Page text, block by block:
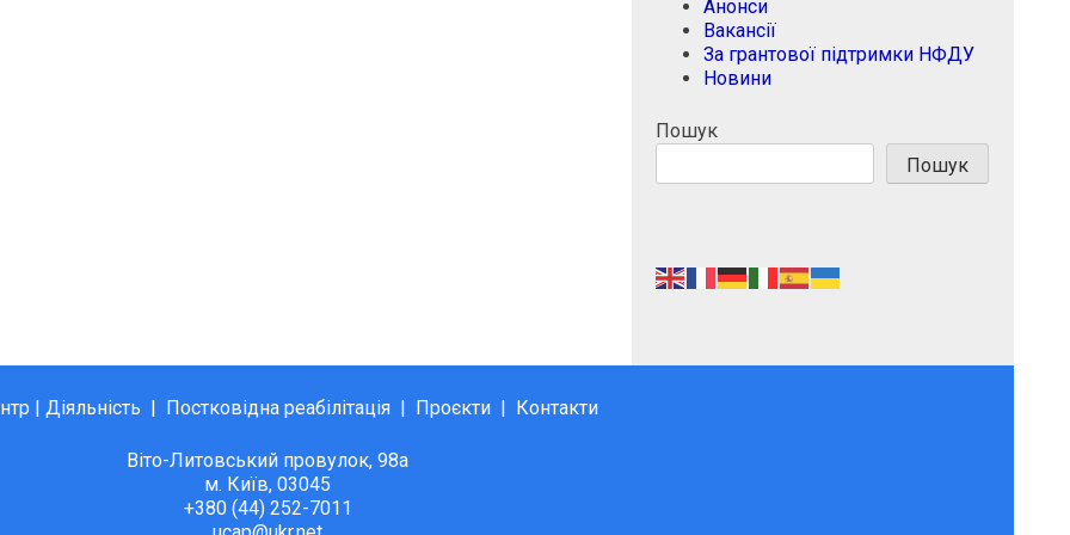
Анонси
Вакансії
За грантової підтримки НФДУ
Новини
Пошук
Пошук
| Діяльність | Постковідна реабілітація | Проєкти | Контакти
Віто-Литовський провулок, 98а
м. Київ, 03045
+380 (44) 252-7011